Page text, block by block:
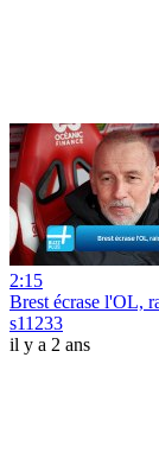
2:15
Brest écrase l'OL,
s11233
il y a 2 ans